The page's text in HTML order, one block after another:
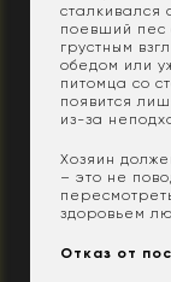
сталкивался
поевший пес
грустным
обедом или
питомца со
появится
из-за
Хозяин
– это не
здоровьем
Отказ от